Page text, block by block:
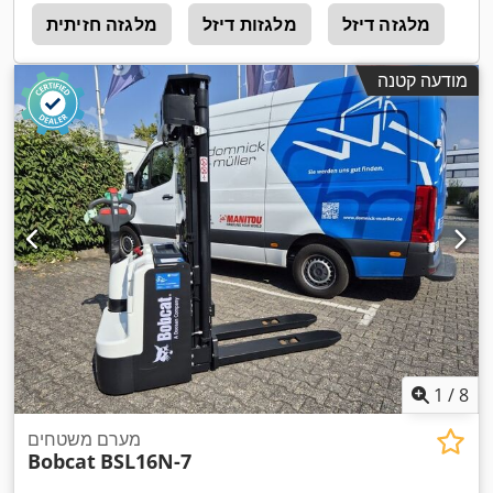
מלגזה חזיתית מלגזות דיזל מלגזה דיזל
מודעה קטנה
1 /8
מערם משטחים
Bobcat BSL16N-7